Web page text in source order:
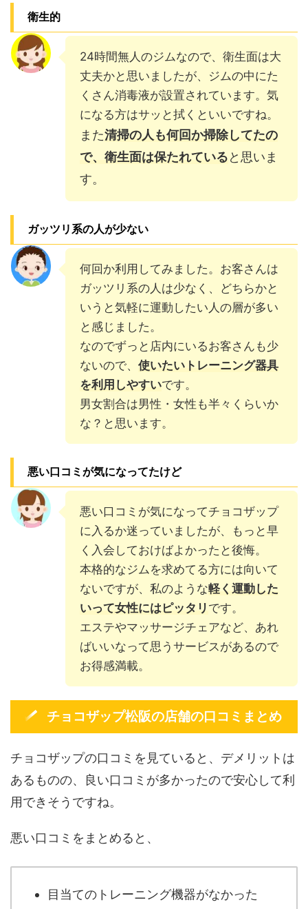
衛生的
24時間無人のジムなので、衛生面は大
丈夫かと思いましたが、ジムの中にた
くさん消毒液が設置されています。気
になる方はサッと拭くといいですね。
また清掃の人も何回か掃除してたの
で、衛生面は保たれていると思いま
す。
ガッツリ系の人が少ない
何回か利用してみました。お客さんは
ガッツリ系の人は少なく、どちらかと
いうと気軽に運動したい人の層が多い
と感じました。
なのでずっと店内にいるお客さんも少
ないので、 使いたいトレーニング器具
を利用しやすいです。
男女割合は男性・女性も半々くらいか
な？と思います。
悪い口コミが気になってたけど
悪い口コミが気になってチョコザップ
に入るか迷っていましたが、もっと早
く入会しておけばよかったと後悔。
本格的なジムを求めてる方には向いて
ないですが、私のような軽く運動した
いって女性にはピッタリ です。
エステやマッサージチェアなど、あれ
ばいいなって思うサービスがあるので
お得感満載。
チョコザップ松阪の店舗の口コミまとめ
チョコザップの口コミを見ていると、デメリットは
あるものの、良い口コミが多かったので安心して利
用できそうですね。
悪い口コミをまとめると、
目当てのトレーニング機器がなかった